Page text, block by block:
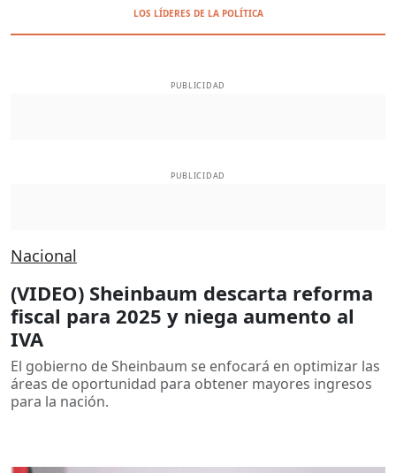
LOS LÍDERES DE LA POLÍTICA
PUBLICIDAD
PUBLICIDAD
Nacional
(VIDEO) Sheinbaum descarta reforma
fiscal para 2025 y niega aumento al
IVA
El gobierno de Sheinbaum se enfocará en optimizar las
áreas de oportunidad para obtener mayores ingresos
para la nación.